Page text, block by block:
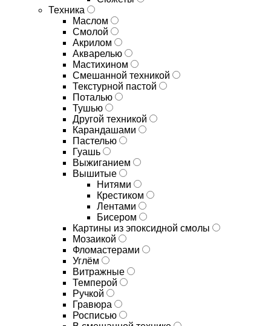
Техника
Маслом
Смолой
Акрилом
Акварелью
Мастихином
Смешанной техникой
Текстурной пастой
Поталью
Тушью
Другой техникой
Карандашами
Пастелью
Гуашь
Выжиганием
Вышитые
Нитями
Крестиком
Лентами
Бисером
Картины из эпоксидной смолы
Мозаикой
Фломастерами
Углём
Витражные
Темперой
Ручкой
Гравюра
Росписью